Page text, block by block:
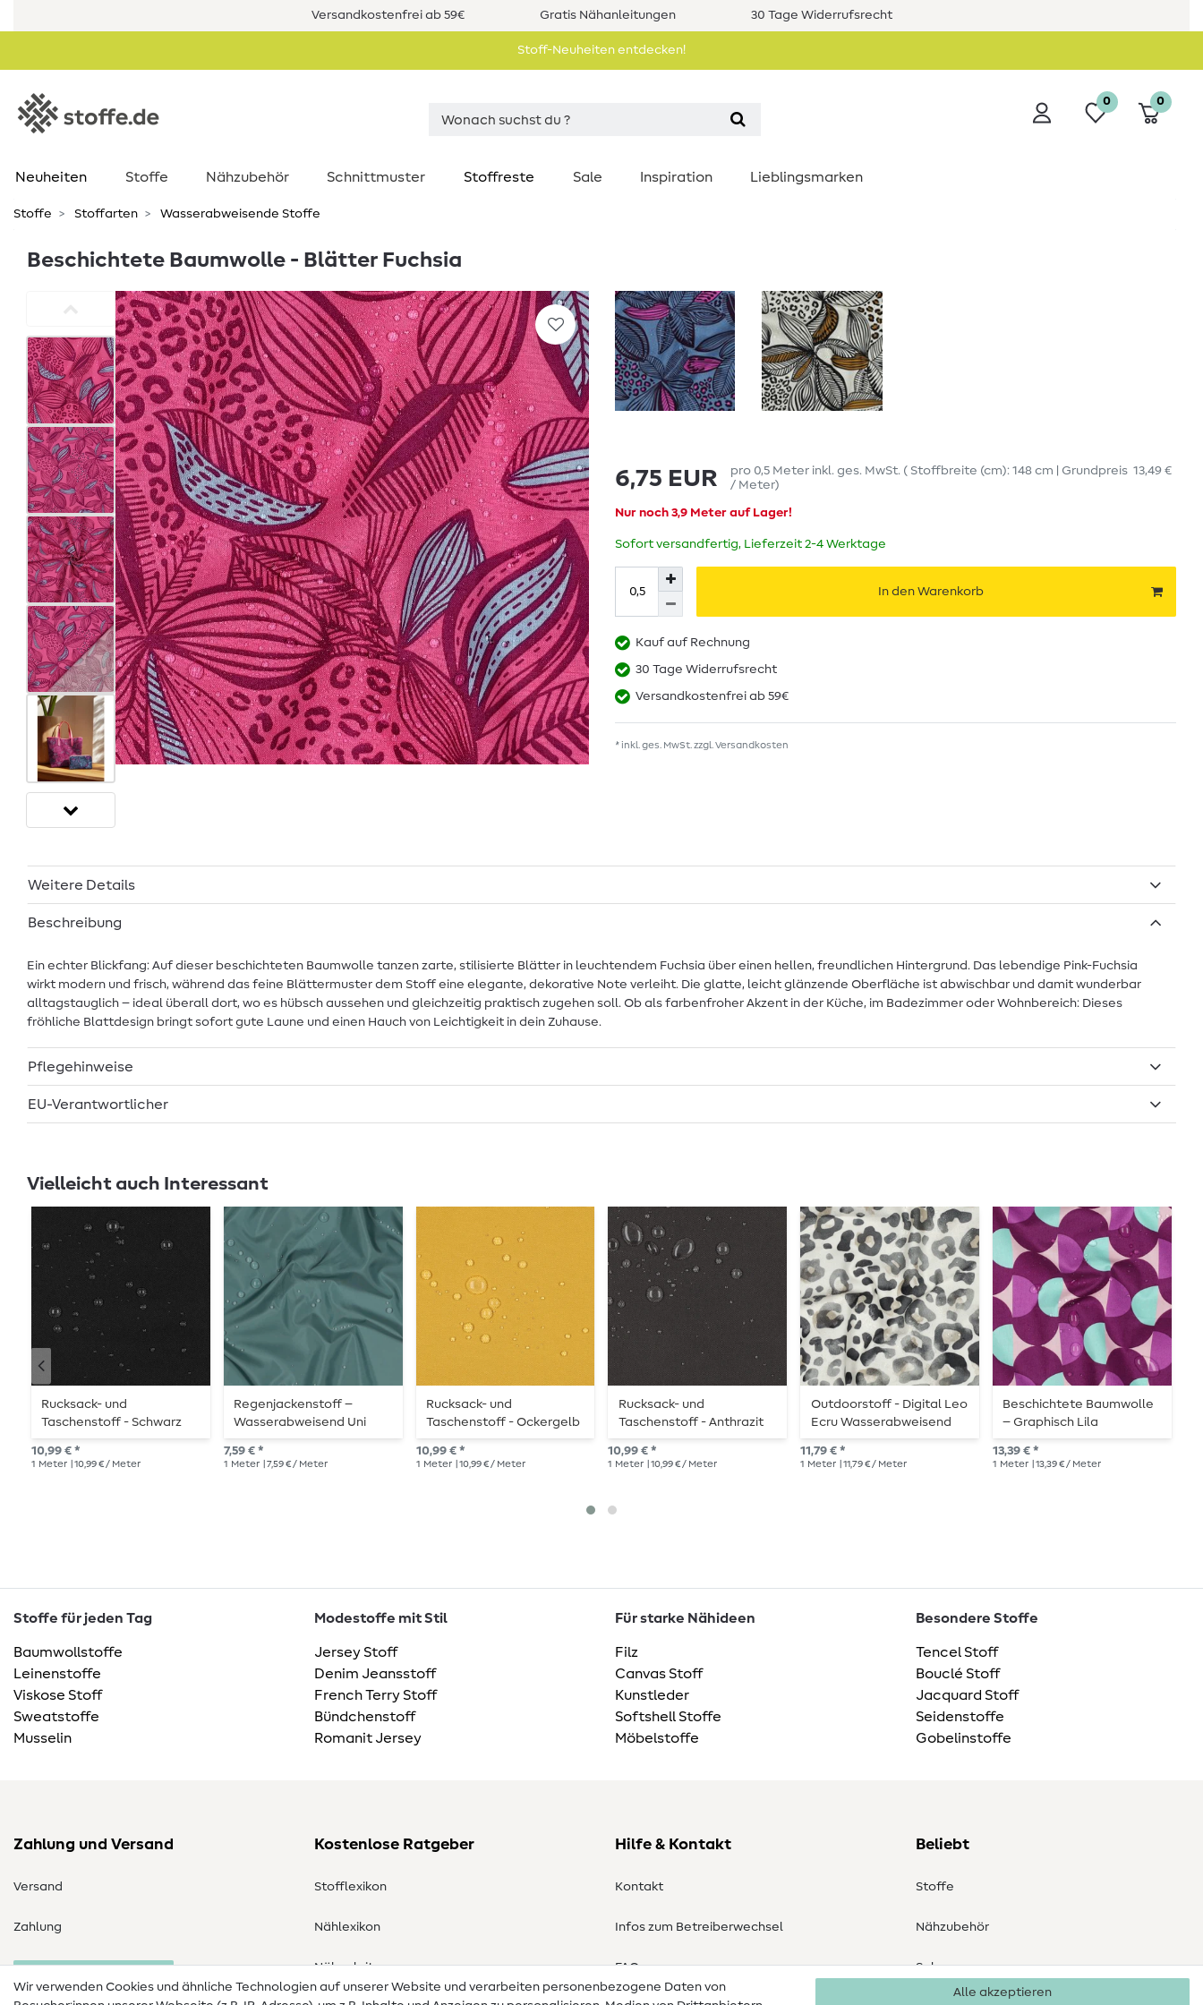
Versandkostenfrei ab 59€ Gratis Nähanleitungen 30 Tage Widerrufsrecht
Stoff-Neuheiten entdecken!
0 0
Neuheiten Stoffe Nähzubehör Schnittmuster Stoffreste Sale Inspiration Lieblingsmarken
Stoffe Stoffarten Wasserabweisende Stoffe
Beschichtete Baumwolle - Blätter Fuchsia
6,75 EUR pro 0,5 Meter inkl. ges. MwSt. ( Stoffbreite (cm): 148 cm | Grundpreis 13,49 €
/ Meter)
Nur noch 3,9 Meter auf Lager!
Sofort versandfertig, Lieferzeit 2-4 Werktage
In den Warenkorb
Kauf auf Rechnung
30 Tage Widerrufsrecht
Versandkostenfrei ab 59€
* inkl. ges. MwSt. zzgl.Versandkosten
Weitere Details
Beschreibung
Ein echter Blickfang: Auf dieser beschichteten Baumwolle tanzen zarte, stilisierte Blätter in leuchtendem Fuchsia über einen hellen, freundlichen Hintergrund. Das lebendige Pink-Fuchsia
wirkt modern und frisch, während das feine Blättermuster dem Stoff eine elegante, dekorative Note verleiht. Die glatte, leicht glänzende Oberfläche ist abwischbar und damit wunderbar
alltagstauglich – ideal überall dort, wo es hübsch aussehen und gleichzeitig praktisch zugehen soll. Ob als farbenfroher Akzent in der Küche, im Badezimmer oder Wohnbereich: Dieses
fröhliche Blattdesign bringt sofort gute Laune und einen Hauch von Leichtigkeit in dein Zuhause.
Pflegehinweise
EU-Verantwortlicher
Vielleicht auch Interessant
Rucksack- und
Taschenstoff - Schwarz
10,99 € *
1 Meter | 10,99 € / Meter
Regenjackenstoff –
Wasserabweisend Uni
Dusty Mint
7,59 € *
1 Meter | 7,59 € / Meter
Rucksack- und
Taschenstoff - Ockergelb
10,99 € *
1 Meter | 10,99 € / Meter
Rucksack- und
Taschenstoff - Anthrazit
10,99 € *
1 Meter | 10,99 € / Meter
Outdoorstoff - Digital Leo
Ecru Wasserabweisend
11,79 € *
1 Meter | 11,79 € / Meter
Beschichtete Baumwolle
– Graphisch Lila
13,39 € *
1 Meter | 13,39 € / Meter
Stoffe für jeden Tag
Baumwollstoffe
Leinenstoffe
Viskose Stoff
Sweatstoffe
Musselin
Modestoffe mit Stil
Jersey Stoff
Denim Jeansstoff
French Terry Stoff
Bündchenstoff
Romanit Jersey
Für starke Nähideen
Filz
Canvas Stoff
Kunstleder
Softshell Stoffe
Möbelstoffe
Besondere Stoffe
Tencel Stoff
Bouclé Stoff
Jacquard Stoff
Seidenstoffe
Gobelinstoffe
Zahlung und Versand
Versand
Zahlung
Kostenlose Ratgeber
Stofflexikon
Nählexikon
Nähanleitungen
Hilfe & Kontakt
Kontakt
Infos zum Betreiberwechsel
FAQ
Beliebt
Stoffe
Nähzubehör
Sale
Wir verwenden Cookies und ähnliche Technologien auf unserer Website und verarbeiten personenbezogene Daten von
Alle akzeptieren